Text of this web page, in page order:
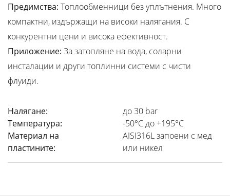
Предимства: Топлообменници без уплътнения. Много
компактни, издържащи на високи налягания. С
конкурентни цени и висока ефективност.
Приложение: За затопляне на вода, соларни
инсталации и други топлинни системи с чисти
флуиди.
Налягане:
до 30 bar
Температура:
-50°C до +195°C
Материал на
пластините:
AISI316L запоени с мед
или никел